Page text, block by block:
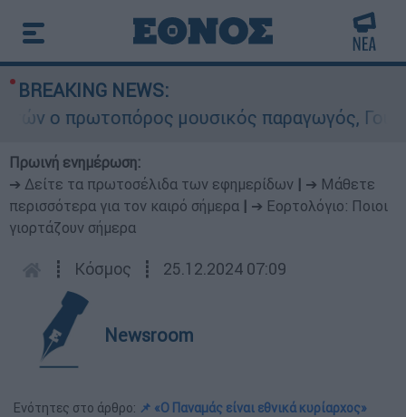
BREAKING NEWS:
πρωτοπόρος μουσικός παραγωγός,
Πρωινή ενημέρωση:
➔ Δείτε τα πρωτοσέλιδα των εφημερίδων
➔ Μάθετε
περισσότερα για τον καιρό σήμερα
➔ Εορτολόγιο: Ποιοι
γιορτάζουν σήμερα
┋ Κόσμος ┋ 25.12.2024 07:09
Newsroom
Ενότητες στο άρθρο: 📌 «Ο Παναμάς είναι εθνικά κυρίαρχος»